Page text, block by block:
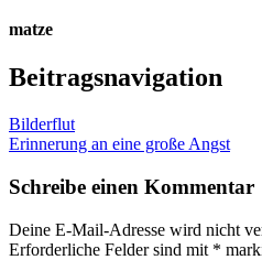
matze
Beitragsnavigation
Bilderflut
Erinnerung an eine große Angst
Schreibe einen Kommentar
Deine E-Mail-Adresse wird nicht
Erforderliche Felder sind mit *